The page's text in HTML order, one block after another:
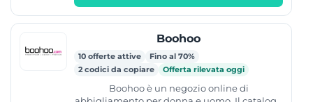
Boohoo
10 offerte attive
Fino al 70%
2 codici da copiare
Offerta rilevata oggi
Boohoo è un negozio online di